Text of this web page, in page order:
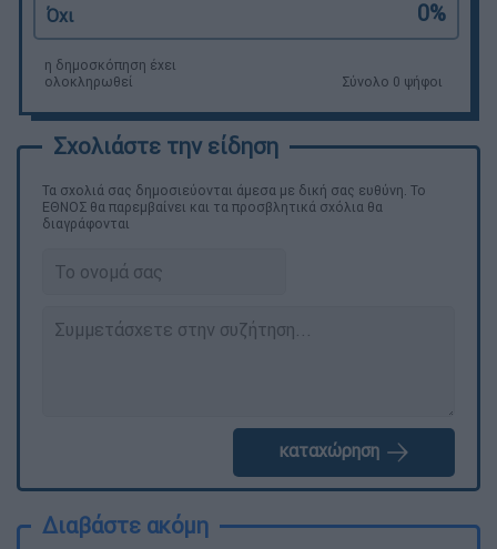
Όχι 0%
η δημοσκόπηση έχει
ολοκληρωθεί
Σύνολο 0 ψήφοι
Τα σχολιά σας δημοσιεύονται άμεσα με δική σας ευθύνη. Το
ΕΘΝΟΣ θα παρεμβαίνει και τα προσβλητικά σχόλια θα
διαγράφονται
καταχώρηση
Διαβάστε ακόμη